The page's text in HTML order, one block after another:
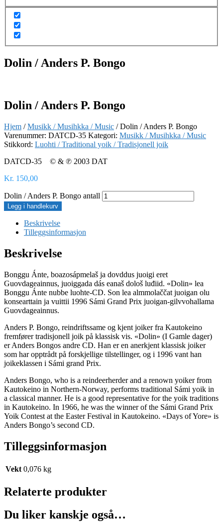
Dolin / Anders P. Bongo
Dolin / Anders P. Bongo
Hjem /Musikk / Musihkka / Music / Dolin / Anders P. Bongo
Varenummer: DATCD-35 Kategori: Musikk / Musihkka / Music
Stikkord: Luohti / Traditional yoik / Tradisjonell joik
DATCD-35 © & ℗ 2003 DAT
Kr 150,00
Dolin / Anders P. Bongo antall
Legg i handlekurv
Beskrivelse
Tilleggsinformasjon
Beskrivelse
Bonggu Ánte, boazosápmelaš ja dovddus juoigi eret
Guovdageainnus, juoiggada dás eanaš dološ luđiid. «Dolin» lea
Bonggu Ánte nubbe luohte-CD. Son lea almmolaččat juoigan olu
konsearttain ja vuittii 1996 Sámi Grand Prix juoigan-gilvvohallama
Guovdageainnus.
Anders P. Bongo, reindriftssame og kjent joiker fra Kautokeino
fremfører tradisjonell joik på klassisk vis. «Dolin» (I Gamle dager)
er Anders Bongos andre CD. Han er en anerkjent klassisk joiker
som har opptrådt på forskjellige tilstellinger, og i 1996 vant han
joikeklassen i Sámi grand Prix.
Anders Bongo, who is a reindeerherder and a renown yoiker from
Kautokeino in Northern-Norway, performs traditional Sámi yoik in
a classical manner. He is a good representative for the yoik traditions
in Kautokeino. In 1966, he was the winner of the Sámi Grand Prix
Yoik Contest at the Easter Festival in Kautokeino. «Days of Yore» is
Anders Bongo’s second CD.
Tilleggsinformasjon
Vekt 0,076 kg
Relaterte produkter
Du liker kanskje også…